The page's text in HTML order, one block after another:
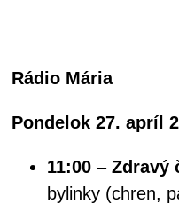
Rádio Mária
Pondelok 27. apríl
11:00 – Zdravý
bylinky (chren,